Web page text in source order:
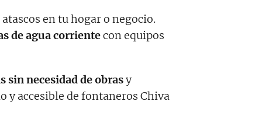
en tu hogar o negocio.
de agua corrientecon equipos
sin necesidad de obrasy
y accesible de fontaneros Chiva